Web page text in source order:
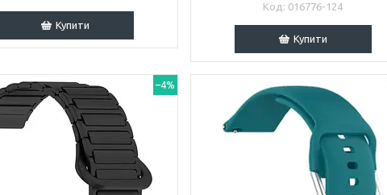
Купити
016776-124
Купити
–4%